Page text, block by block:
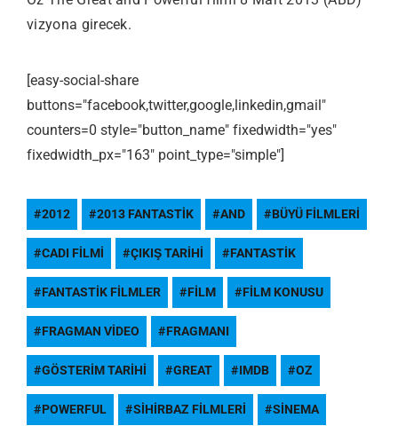
vizyona girecek.
[easy-social-share
buttons="facebook,twitter,google,linkedin,gmail"
counters=0 style="button_name" fixedwidth="yes"
fixedwidth_px="163" point_type="simple"]
2012 2013 FANTASTIK AND BÜYÜ FILMLERI
CADI FILMI ÇIKIŞ TARIHI FANTASTIK
FANTASTIK FILMLER FILM FILM KONUSU
FRAGMAN VIDEO FRAGMANI
GÖSTERIM TARIHI GREAT IMDB OZ
POWERFUL SIHIRBAZ FILMLERI SINEMA